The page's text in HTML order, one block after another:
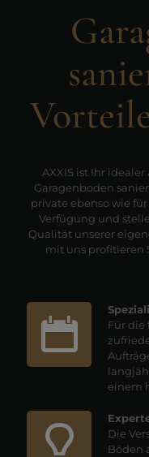
AXXIS ist Ihr
Garagenboden
private ebenso wie
Verfügung und
Qualität unserer
mit uns profitieren
Für
einem
Die
Böden